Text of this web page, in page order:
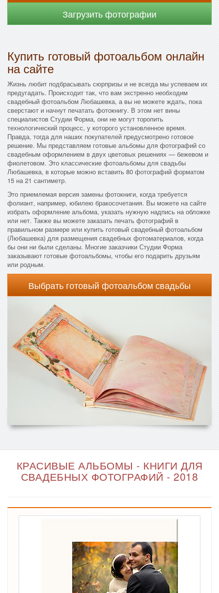
Загрузить фотографии
Купить готовый фотоальбом онлайн
на сайте
Жизнь любит подбрасывать сюрпризы и не всегда мы успеваем их
предугадать. Происходит так, что вам экстренно необходим
свадебный фотоальбом Любашевка, а вы не можете ждать, пока
сверстают и начнут печатать фотокнигу. В этом нет вины
специалистов Студии Форма, они не могут торопить
технологический процесс, у которого установленное время.
Правда, тогда для наших покупателей предусмотрено готовое
решение. Мы представляем готовые альбомы для фотографий со
свадебным оформлением в двух цветовых решениях — бежевом и
фиолетовом. Это классические фотоальбомы для свадьбы
Любашевка, в которые можно вставить 80 фотографий форматом
15 на 21 сантиметр.
Это приемлемая версия замены фотокниги, когда требуется
фолиант, например, юбилею бракосочетания. Вы можете на сайте
избрать оформление альбома, указать нужную надпись на обложке
или нет. Также вы можете заказать печать фотографий в
правильном размере или купить готовый свадебный фотоальбом
(Любашевка) для размещения свадебных фотоматериалов, когда
бы они ни были сделаны. Многие заказчики Студии Форма
заказывают готовые фотоальбомы, чтобы его подарить друзьям
или родным.
Выбрать готовый фотоальбом свадьбы
КРАСИВЫЕ АЛЬБОМЫ - КНИГИ ДЛЯ
СВАДЕБНЫХ ФОТОГРАФИЙ - 2018